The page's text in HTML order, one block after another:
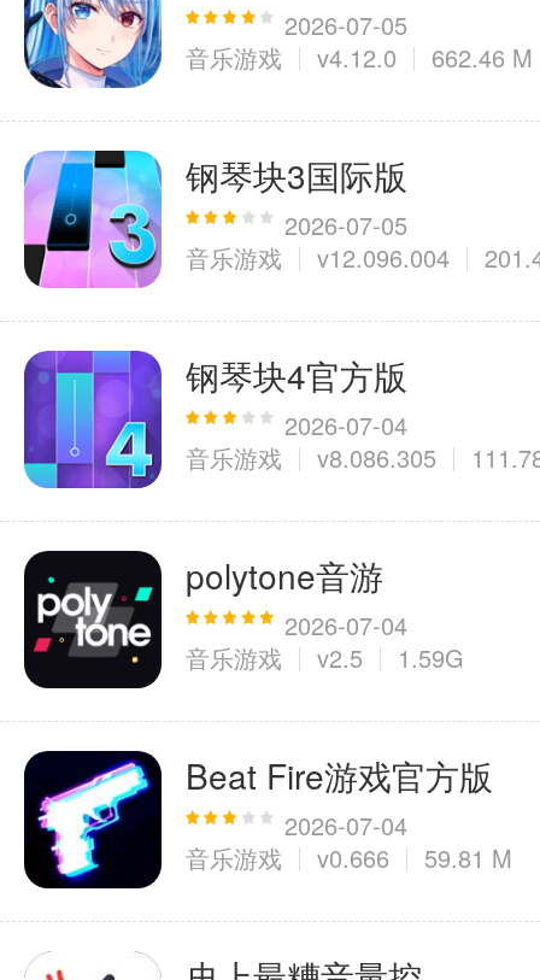
2026-07-05
音乐游戏
v4.12.0 662.46 M
钢琴块3国际版
2026-07-05
音乐游戏
v12.096.004
钢琴块4官方版
2026-07-04
音乐游戏
v8.086.305
polytone音游
2026-07-04
音乐游戏
v2.5 1.59G
Beat Fire游戏官方版
2026-07-04
音乐游戏
v0.666 59.81 M